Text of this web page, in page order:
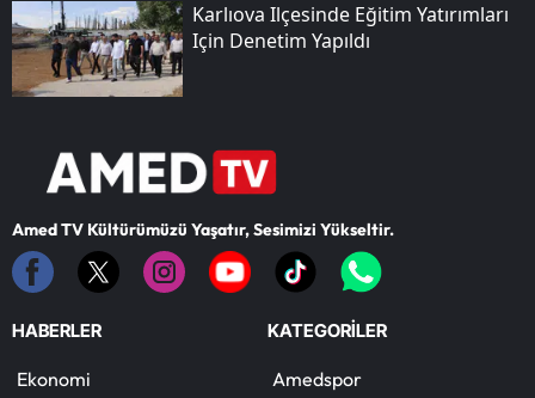
Karlıova Ilçesinde Eğitim Yatırımları
Için Denetim Yapıldı
Amed TV Kültürümüzü Yaşatır, Sesimizi Yükseltir.
HABERLER
Ekonomi
KATEGORİLER
Amedspor